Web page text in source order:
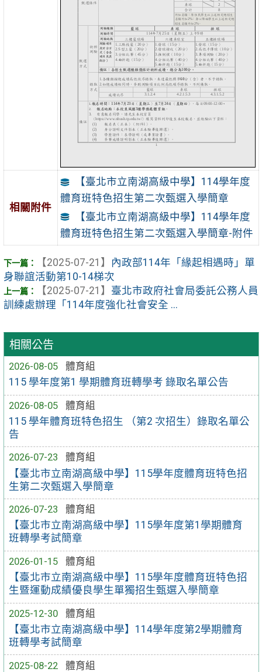
相關公告
2026-08-05
體育組
115 學年度第1 學期體育班轉學考 錄取名單公告
2026-08-05
體育組
115 學年體育班特色招生 （第2 次招生）錄取名單公
告
2026-07-23
體育組
【臺北市立南湖高級中學】115學年度體育班特色招
生第二次甄選入學簡章
2026-07-23
體育組
【臺北市立南湖高級中學】115學年度第1學期體育
班轉學考試簡章
2026-01-15
體育組
【臺北市立南湖高級中學】115學年度體育班特色招
生暨運動成績優良學生單獨招生甄選入學簡章
2025-12-30
體育組
【臺北市立南湖高級中學】114學年度第2學期體育
班轉學考試簡章
2025-08-22
體育組
相關附件
【臺北市立南湖高級中學】114學年度
體育班特色招生第二次甄選入學簡章
【臺北市立南湖高級中學】114學年度
體育班特色招生第二次甄選入學簡章-附件
【2025-07-21】
內政部114年「緣起相遇時」單
身聯誼活動第10-14梯次
【2025-07-21】 臺北市政府社會局委託公務人員
訓練處辦理「114年度強化社會安全 ...